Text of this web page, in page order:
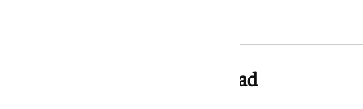
Entregabilidad y escalabilidad